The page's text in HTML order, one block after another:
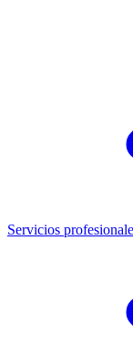
Servicios